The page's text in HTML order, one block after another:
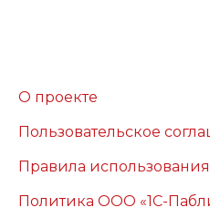
О проекте
Пользовательское
Правила
Политика ООО «1С-